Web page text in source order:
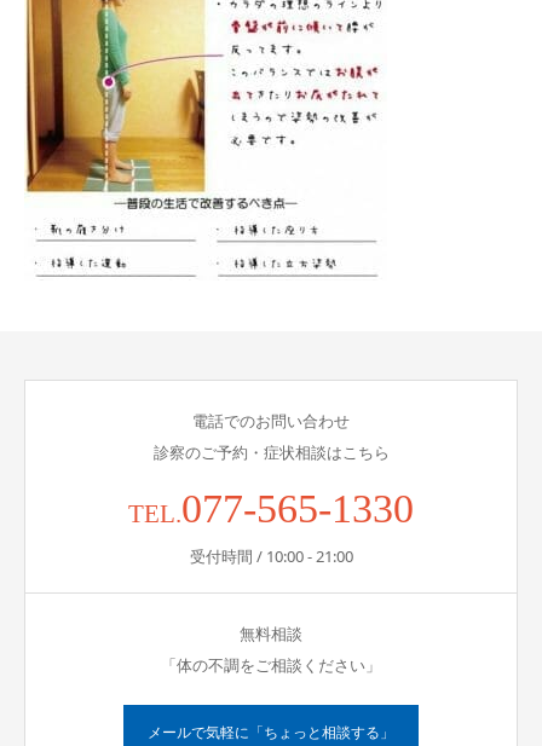
電話でのお問い合わせ
診察のご予約・症状相談はこちら
TEL.077-565-1330
受付時間 / 10:00 - 21:00
無料相談
「体の不調をご相談ください」
メールで気軽に「ちょっと相談する」